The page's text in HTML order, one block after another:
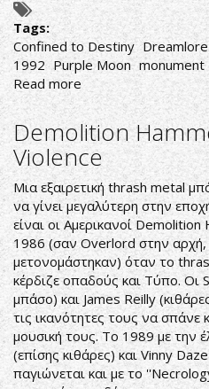
Tags:
Confined to Destiny Dreamlore
1992 Purple Moon monument
Read more about
Dreamlore-
Confined
to
Destiny
Demolition
Violence
Μια εξαιρετική thrash metal
να γίνει μεγαλύτερη στην
είναι οι Αμερικανοί
1986 (σαν Overlord στην αρχή,
μετονομάστηκαν) όταν το
κέρδιζε οπαδούς και Τύπο.
μπάσο) και James Reilly
τις ικανότητες τους να σπάνε
μουσική τους. Το 1989 με την
(επίσης κιθάρες) και Vinny
παγιώνεται και με το